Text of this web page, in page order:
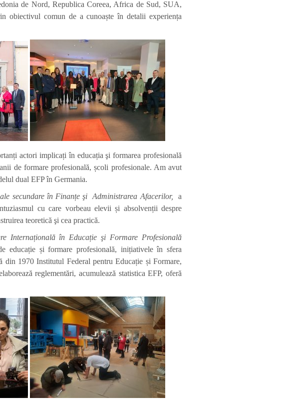
de Nord, Republica Coreea, Africa de Sud, SUA,
obiectivul comun de a cunoaște în detalii experiența
actori implicați în educația şi formarea profesională
de formare profesională, școli profesionale. Am avut
dual EFP în Germania.
secundare în Finanțe şi Administrarea Afacerilor,a
cu care vorbeau elevii și absolvenții despre
teoretică şi cea practică.
Internațională în Educație şi Formare Profesională
educație și formare profesională, inițiativele în sfera
din 1970 Institutul Federal pentru Educație și Formare,
reglementări, acumulează statistica EFP, oferă